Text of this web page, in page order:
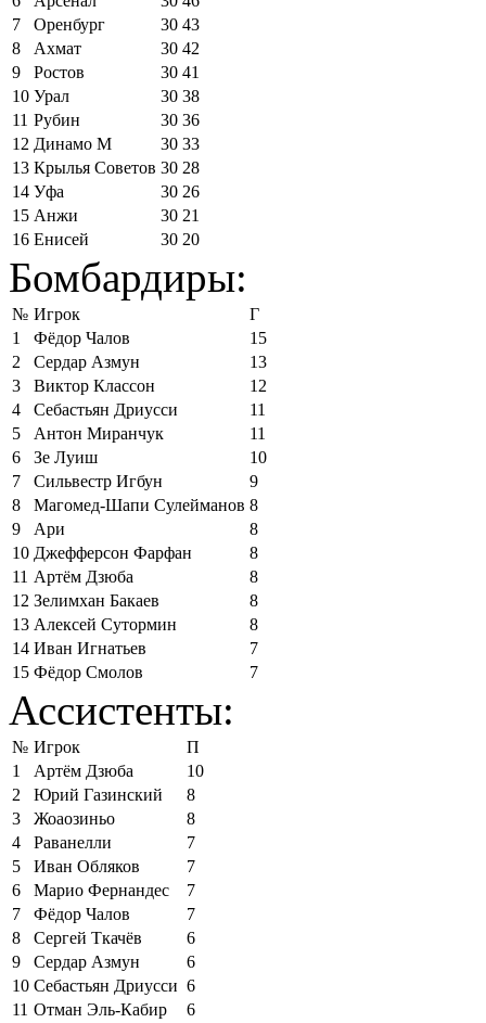
7
Оренбург 30 43
8
Ахмат 30 42
9
Ростов 30 41
10 Урал 30 38
11 Рубин 30 36
12 Динамо М 30 33
13 Крылья Советов 30 28
14 Уфа 30 26
15 Анжи 30 21
16 Енисей 30 20
Бомбардиры:
№ Игрок
Г
1
Фёдор Чалов
15
2
Сердар Азмун
13
3
Виктор Классон
12
4
Себастьян Дриусси
11
5
Антон Миранчук
11
6
Зе Луиш
10
7
Сильвестр Игбун
9
8
Магомед-Шапи Сулейманов 8
9
Ари
8
10 Джефферсон Фарфан
8
11 Артём Дзюба
8
12 Зелимхан Бакаев
8
13 Алексей Сутормин
8
14 Иван Игнатьев
7
15 Фёдор Смолов 7
Ассистенты:
№ Игрок
П
1
Артём Дзюба
10
2
Юрий Газинский
8
3
Жоаозиньо
8
4
Раванелли
7
5
Иван Обляков
7
6
Марио Фернандес
7
7
Фёдор Чалов
7
8
Сергей Ткачёв
6
9
Сердар Азмун
6
10 Себастьян Дриусси 6
11 Отман Эль-Кабир 6